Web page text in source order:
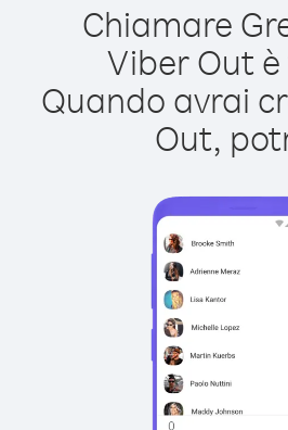
Chiamare
Viber Out
Quando avrai
Out,